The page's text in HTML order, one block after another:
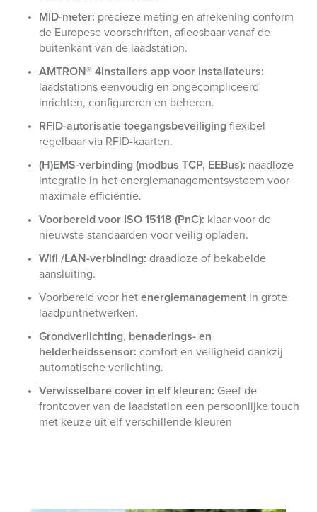
MID-meter: precieze meting en afrekening conform
de Europese voorschriften, afleesbaar vanaf de
buitenkant van de laadstation.
AMTRON® 4Installers app voor installateurs:
laadstations eenvoudig en ongecompliceerd
inrichten, configureren en beheren.
RFID-autorisatie toegangsbeveiliging flexibel
regelbaar via RFID-kaarten.
(H)EMS-verbinding (modbus TCP, EEBus): naadloze
integratie in het energiemanagementsysteem voor
maximale efficiëntie.
Voorbereid voor ISO 15118 (PnC): klaar voor de
nieuwste standaarden voor veilig opladen.
Wifi /LAN-verbinding: draadloze of bekabelde
aansluiting.
Voorbereid voor het energiemanagement in grote
laadpuntnetwerken.
Grondverlichting, benaderings- en
helderheidssensor: comfort en veiligheid dankzij
automatische verlichting.
Verwisselbare cover in elf kleuren: Geef de
frontcover van de laadstation een persoonlijke touch
met keuze uit elf verschillende kleuren